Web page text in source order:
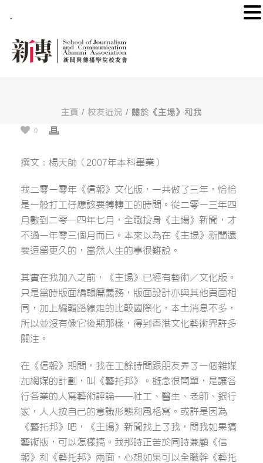
主頁 / 校友近況 / 關於《主場》和我
0
撰文：楊天帥（2007年本科畢業）
我二零一零年《信報》文化版，一共做了三年，恰恰
是一般打工仔應該要轉轉工的時間。從二零一三年四
月數到二零一四年七月，全職投身《主場》新聞，才
不過一年零三個月而已。本來以為在《主場》新聞還
要逗留更久的，當然人生的事很難說。
其實在我加入之前，《主場》已經有藝術／文化版。
只是當時版面編輯屬義務，版面設計亦與其他頁面相
同，加上編輯路線走的比較國際化，本土消息不多，
所以並沒有像它後期那樣，得到香港文化藝術界許多
關注。
在《信報》期間，我在工餘時間跟朋友弄了一個雜媒
加網媒的計劃，叫《藝托邦》。概念很簡單，是讓各
行各業的人寫藝術評論──社工、醫生、老師、銀行
家，人人按自己的意識形態和風格寫。或許是因為
《藝托邦》吧，《主場》新聞找上了我，問我如果搞
藝術版，可以怎樣搞。我那時正苦於同時兼顧《信
報》和《藝托邦》兩面，心想如果可以全職幹《藝托
.